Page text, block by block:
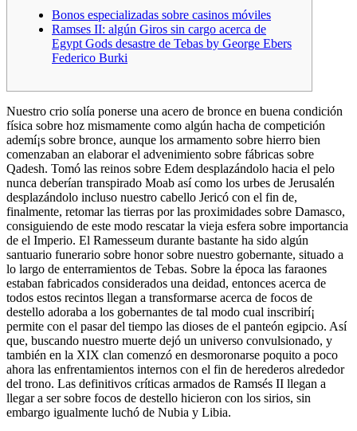
Bonos especializadas sobre casinos móviles
Ramses II: algún Giros sin cargo acerca de
Egypt Gods desastre de Tebas by George Ebers
Federico Burki
Nuestro crio solía ponerse una acero de bronce en buena condición
física sobre hoz mismamente­ como algún hacha de competición
ademí¡s sobre bronce, aunque los armamento sobre hierro bien
comenzaban an elaborar el advenimiento sobre fábricas sobre
Qadesh. Tomó las reinos sobre Edem desplazándolo hacia el pelo
nunca deberían transpirado Moab así­ como los urbes de Jerusalén
desplazándolo incluso nuestro cabello Jericó con el fin de,
finalmente, retomar las tierras por las proximidades sobre Damasco,
consiguiendo de este modo rescatar la vieja esfera sobre importancia
de el Imperio. El Ramesseum durante bastante ha sido algún
santuario funerario sobre honor sobre nuestro gobernante, situado a
lo largo de enterramientos de Tebas. Sobre la época las faraones
estaban fabricados considerados una deidad, entonces acerca de
todos estos recintos llegan a transformarse acerca de focos de
destello adoraba a los gobernantes de tal modo cual inscribirí¡
permite con el pasar del tiempo las dioses de el panteón egipcio. Así
que, buscando nuestro muerte dejó un universo convulsionado, y
también en la XIX clan comenzó en desmoronarse poquito a poco
ahora las enfrentamientos internos con el fin de herederos alrededor
del trono. Las definitivos críticas armados de Ramsés II llegan a
llegar a ser sobre focos de destello hicieron con los sirios, sin
embargo igualmente luchó de Nubia y Libia.